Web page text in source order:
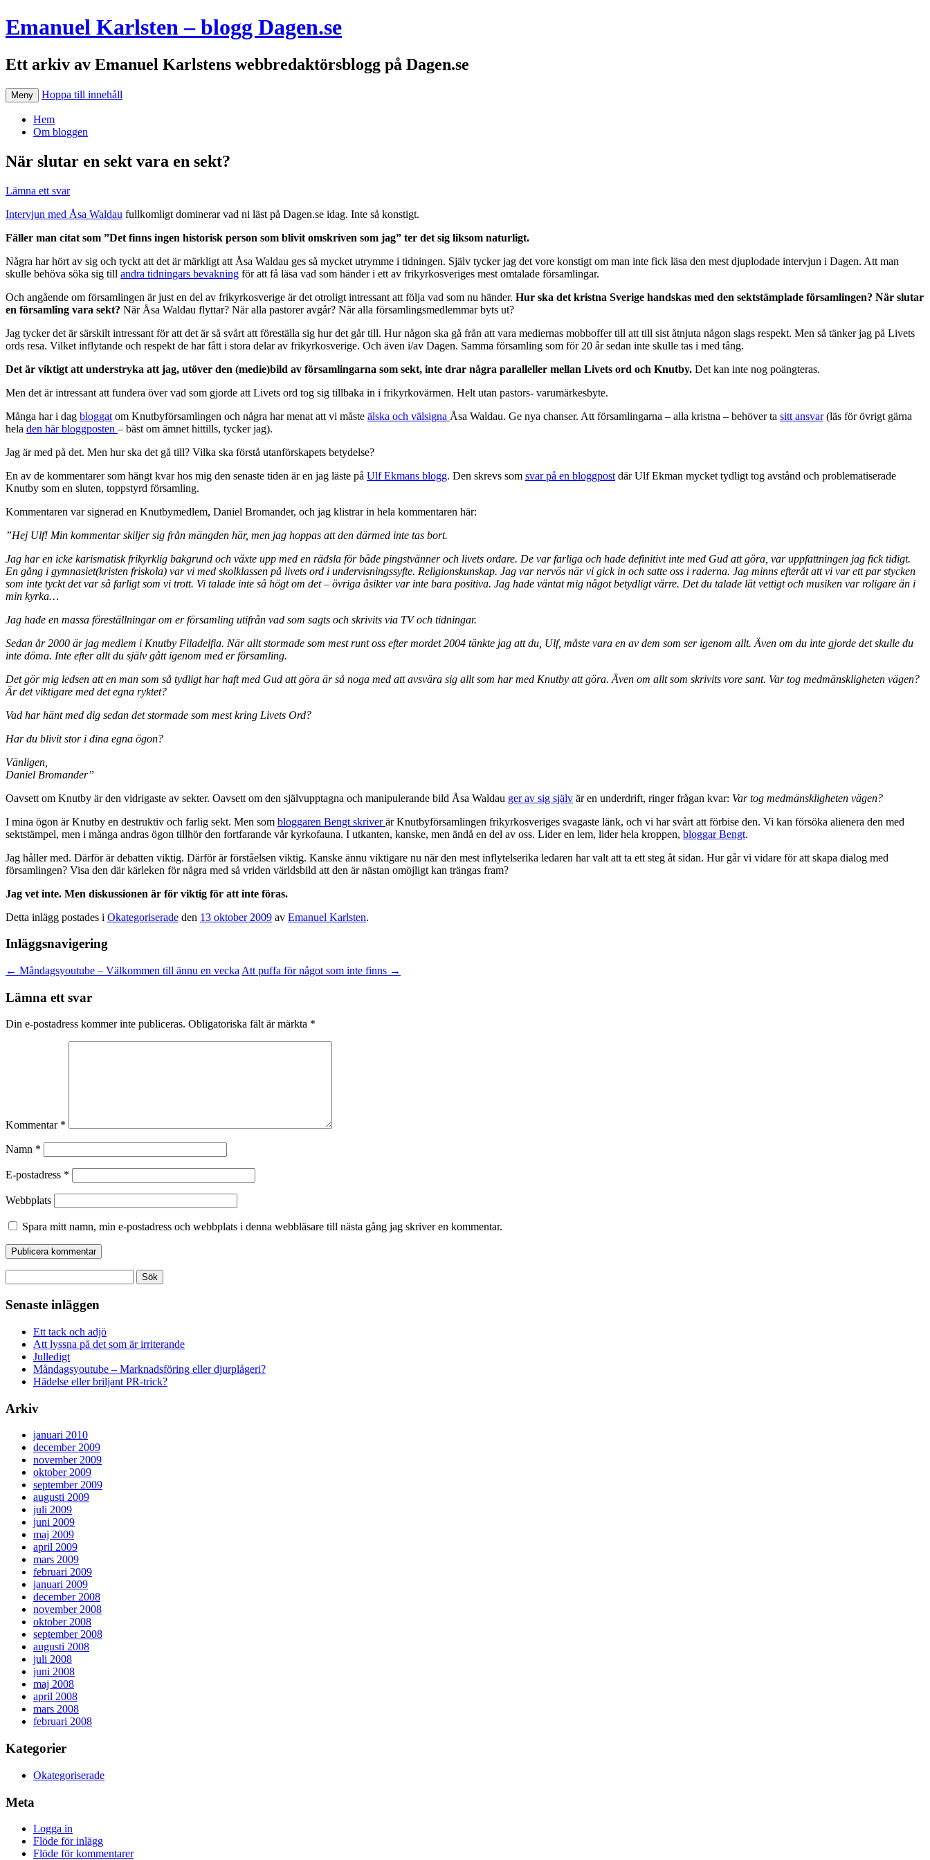
Emanuel Karlsten – blogg Dagen.se
Ett arkiv av Emanuel Karlstens webbredaktörsblogg på Dagen.se
Meny Hoppa till innehåll
Hem
Om bloggen
När slutar en sekt vara en sekt?
Lämna ett svar
Intervjun med Åsa Waldau fullkomligt dominerar vad ni läst på Dagen.se idag. Inte så konstigt.
Fäller man citat som ”Det finns ingen historisk person som blivit omskriven som jag” ter det sig liksom naturligt.
Några har hört av sig och tyckt att det är märkligt att Åsa Waldau ges så mycket utrymme i tidningen. Själv tycker jag det vore konstigt om man inte fick läsa den mest djuplodade intervjun i Dagen. Att man
skulle behöva söka sig till andra tidningars bevakning för att få läsa vad som händer i ett av frikyrkosveriges mest omtalade församlingar.
Och angående om församlingen är just en del av frikyrkosverige är det otroligt intressant att följa vad som nu händer. Hur ska det kristna Sverige handskas med den sektstämplade församlingen? När slutar
en församling vara sekt? När Åsa Waldau flyttar? När alla pastorer avgår? När alla församlingsmedlemmar byts ut?
Jag tycker det är särskilt intressant för att det är så svårt att föreställa sig hur det går till. Hur någon ska gå från att vara mediernas mobboffer till att till sist åtnjuta någon slags respekt. Men så tänker jag på Livets
ords resa. Vilket inflytande och respekt de har fått i stora delar av frikyrkosverige. Och även i/av Dagen. Samma församling som för 20 år sedan inte skulle tas i med tång.
Det är viktigt att understryka att jag, utöver den (medie)bild av församlingarna som sekt, inte drar några paralleller mellan Livets ord och Knutby. Det kan inte nog poängteras.
Men det är intressant att fundera över vad som gjorde att Livets ord tog sig tillbaka in i frikyrkovärmen. Helt utan pastors- varumärkesbyte.
Många har i dag bloggat om Knutbyförsamlingen och några har menat att vi måste älska och välsigna Åsa Waldau. Ge nya chanser. Att församlingarna – alla kristna – behöver ta sitt ansvar(läs för övrigt gärna
hela den här bloggposten – bäst om ämnet hittills, tycker jag).
Jag är med på det. Men hur ska det gå till? Vilka ska förstå utanförskapets betydelse?
En av de kommentarer som hängt kvar hos mig den senaste tiden är en jag läste på Ulf Ekmans blogg. Den skrevs som svar på en bloggpost där Ulf Ekman mycket tydligt tog avstånd och problematiserade
Knutby som en sluten, toppstyrd församling.
Kommentaren var signerad en Knutbymedlem, Daniel Bromander, och jag klistrar in hela kommentaren här:
”Hej Ulf! Min kommentar skiljer sig från mängden här, men jag hoppas att den därmed inte tas bort.
Jag har en icke karismatisk frikyrklig bakgrund och växte upp med en rädsla för både pingstvänner och livets ordare. De var farliga och hade definitivt inte med Gud att göra, var uppfattningen jag fick tidigt.
En gång i gymnasiet(kristen friskola) var vi med skolklassen på livets ord i undervisningssyfte. Religionskunskap. Jag var nervös när vi gick in och satte oss i raderna. Jag minns efteråt att vi var ett par stycken
som inte tyckt det var så farligt som vi trott. Vi talade inte så högt om det – övriga åsikter var inte bara positiva. Jag hade väntat mig något betydligt värre. Det du talade lät vettigt och musiken var roligare än i
min kyrka…
Jag hade en massa föreställningar om er församling utifrån vad som sagts och skrivits via TV och tidningar.
Sedan år 2000 är jag medlem i Knutby Filadelfia. När allt stormade som mest runt oss efter mordet 2004 tänkte jag att du, Ulf, måste vara en av dem som ser igenom allt. Även om du inte gjorde det skulle du
inte döma. Inte efter allt du själv gått igenom med er församling.
Det gör mig ledsen att en man som så tydligt har haft med Gud att göra är så noga med att avsvära sig allt som har med Knutby att göra. Även om allt som skrivits vore sant. Var tog medmänskligheten vägen?
Är det viktigare med det egna ryktet?
Vad har hänt med dig sedan det stormade som mest kring Livets Ord?
Har du blivit stor i dina egna ögon?
Vänligen,
Daniel Bromander”
Oavsett om Knutby är den vidrigaste av sekter. Oavsett om den självupptagna och manipulerande bild Åsa Waldau ger av sig själv är en underdrift, ringer frågan kvar: Var tog medmänskligheten vägen?
I mina ögon är Knutby en destruktiv och farlig sekt. Men som bloggaren Bengt skriverär Knutbyförsamlingen frikyrkosveriges svagaste länk, och vi har svårt att förbise den. Vi kan försöka alienera den med
sektstämpel, men i många andras ögon tillhör den fortfarande vår kyrkofauna. I utkanten, kanske, men ändå en del av oss. Lider en lem, lider hela kroppen, bloggar Bengt.
Jag håller med. Därför är debatten viktig. Därför är förståelsen viktig. Kanske ännu viktigare nu när den mest inflytelserika ledaren har valt att ta ett steg åt sidan. Hur går vi vidare för att skapa dialog med
församlingen? Visa den där kärleken för några med så vriden världsbild att den är nästan omöjligt kan trängas fram?
Jag vet inte. Men diskussionen är för viktig för att inte föras.
Detta inlägg postades i Okategoriserade den 13 oktober 2009 av Emanuel Karlsten.
Inläggsnavigering
← Måndagsyoutube – Välkommen till ännu en vecka Att puffa för något som inte finns →
Lämna ett svar
Din e-postadress kommer inte publiceras. Obligatoriska fält är märkta *
Kommentar *
Namn *
E-postadress *
Webbplats
Spara mitt namn, min e-postadress och webbplats i denna webbläsare till nästa gång jag skriver en kommentar.
efter:
Senaste inläggen
Ett tack och adjö
Att lyssna på det som är irriterande
Julledigt
Måndagsyoutube – Marknadsföring eller djurplågeri?
Hädelse eller briljant PR-trick?
Arkiv
januari 2010
december 2009
november 2009
oktober 2009
september 2009
augusti 2009
juli 2009
juni 2009
maj 2009
april 2009
mars 2009
februari 2009
januari 2009
december 2008
november 2008
oktober 2008
september 2008
augusti 2008
juli 2008
juni 2008
maj 2008
april 2008
mars 2008
februari 2008
Kategorier
Okategoriserade
Meta
Logga in
Flöde för inlägg
Flöde för kommentarer